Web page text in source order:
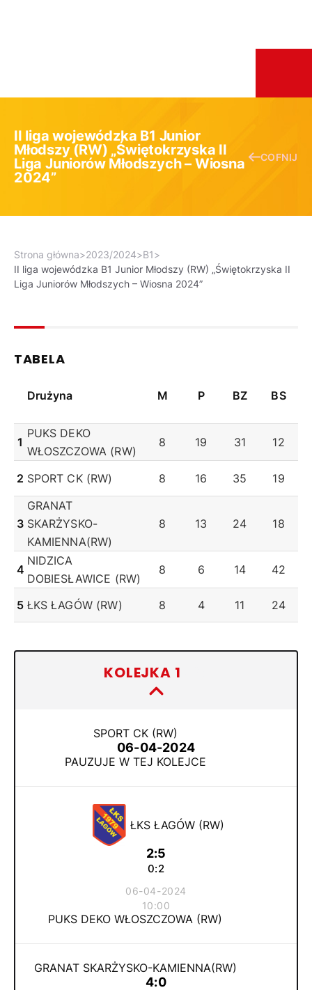
II liga wojewódzka B1 Junior
Młodszy (RW) „Świętokrzyska II
Liga Juniorów Młodszych – Wiosna
2024”
COFNIJ
Strona główna>2023/2024>B1>
II liga wojewódzka B1 Junior Młodszy (RW) „Świętokrzyska II
Liga Juniorów Młodszych – Wiosna 2024”
TABELA
Drużyna M P BZ BS
1
PUKS DEKO
WŁOSZCZOWA (RW)
8 19 31 12
2 SPORT CK (RW) 8 16 35 19
3
GRANAT
SKARŻYSKO-
KAMIENNA(RW)
8 13 24 18
4
NIDZICA
DOBIESŁAWICE (RW)
8 6 14 42
5 ŁKS ŁAGÓW (RW) 8 4 11 24
KOLEJKA 1
SPORT CK (RW)
06-04-2024
PAUZUJE W TEJ KOLEJCE
ŁKS ŁAGÓW (RW)
2:5
0:2
06-04-2024
10:00
PUKS DEKO WŁOSZCZOWA (RW)
GRANAT SKARŻYSKO-KAMIENNA(RW)
4:0